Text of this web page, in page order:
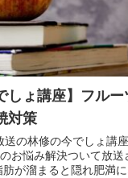
しょ講座】フル
対策
送の林修の今でしょ講
お悩み解決ついて放
が溜まると隠れ肥満